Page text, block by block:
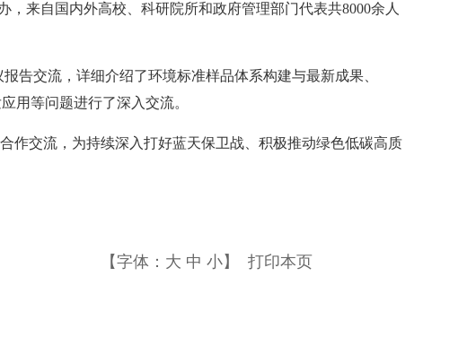
来自国内外高校、科研院所和政府管理部门代表共8000余人
告交流，详细介绍了环境标准样品体系构建与最新成果、
用等问题进行了深入交流。
作交流，为持续深入打好蓝天保卫战、积极推动绿色低碳高质
【字体： 大 中 小】 打印本页